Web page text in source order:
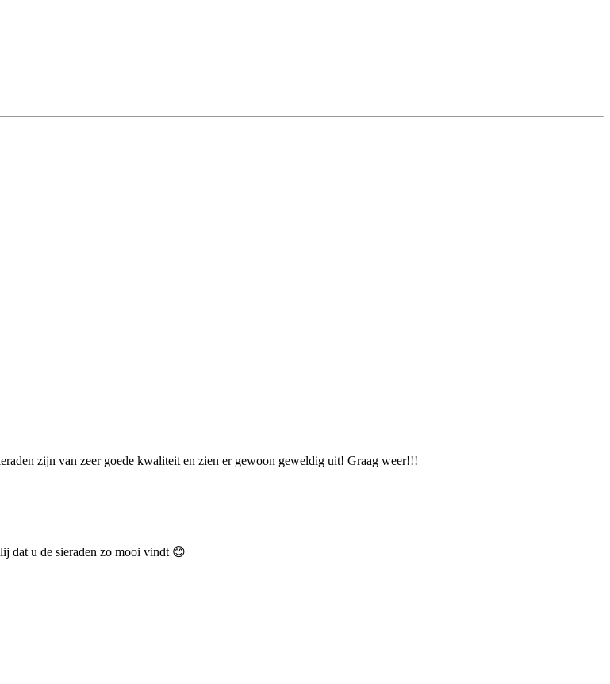
zijn van zeer goede kwaliteit en zien er gewoon geweldig uit! Graag weer!!!
dat u de sieraden zo mooi vindt 😊